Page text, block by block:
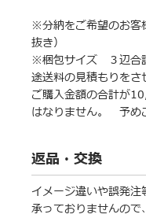
※分納をご希望のお
抜き）
※梱包サイズ ３辺合
途送料の見積もりをさ
ご購入金額の合計が
はなりません。 予め
返品・交換
イメージ違いや誤発
承っておりませんので